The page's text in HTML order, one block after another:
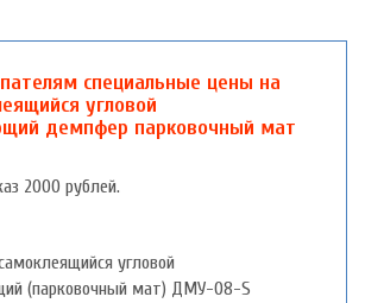
специальные цены на
угловой
демпфер парковочный мат
2000 рублей.
угловой
(парковочный мат) ДМУ-08-S